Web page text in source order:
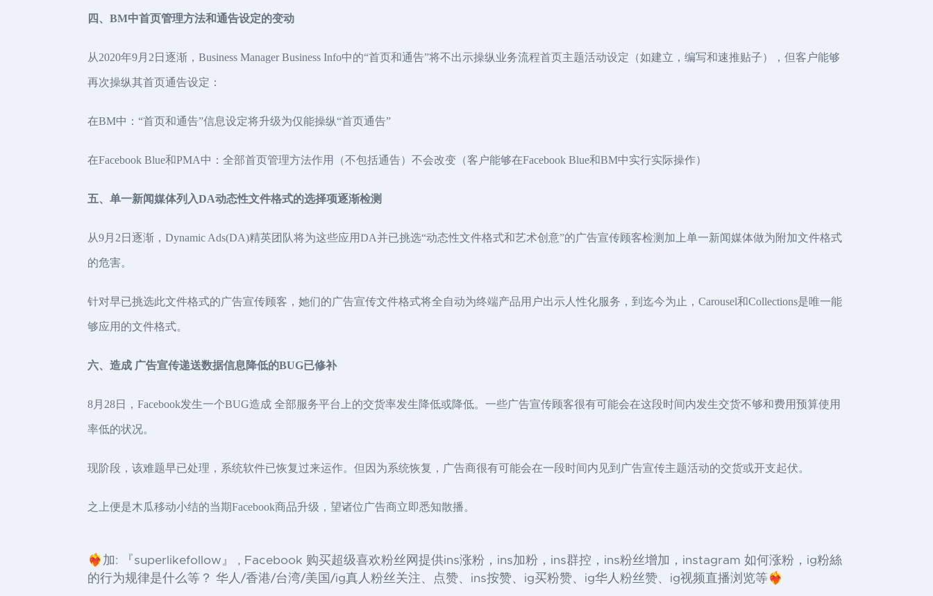
四、BM中首页管理方法和通告设定的变动
从2020年9月2日逐渐，Business Manager Business Info中的“首页和通告”将不出示操纵业务流程首页主题活动设定（如建立，编写和速推贴子），但客户能够
再次操纵其首页通告设定：
在BM中：“首页和通告”信息设定将升级为仅能操纵“首页通告”
在Facebook Blue和PMA中：全部首页管理方法作用（不包括通告）不会改变（客户能够在Facebook Blue和BM中实行实际操作）
五、单一新闻媒体列入DA动态性文件格式的选择项逐渐检测
从9月2日逐渐，Dynamic Ads(DA)精英团队将为这些应用DA并已挑选“动态性文件格式和艺术创意”的广告宣传顾客检测加上单一新闻媒体做为附加文件格式
的危害。
针对早已挑选此文件格式的广告宣传顾客，她们的广告宣传文件格式将全自动为终端产品用户出示人性化服务，到迄今为止，Carousel和Collections是唯一能
够应用的文件格式。
六、造成 广告宣传递送数据信息降低的BUG已修补
8月28日，Facebook发生一个BUG造成 全部服务平台上的交货率发生降低或降低。一些广告宣传顾客很有可能会在这段时间内发生交货不够和费用预算使用
率低的状况。
现阶段，该难题早已处理，系统软件已恢复过来运作。但因为系统恢复，广告商很有可能会在一段时间内见到广告宣传主题活动的交货或开支起伏。
之上便是木瓜移动小结的当期Facebook商品升级，望诸位广告商立即悉知散播。
❤️‍🔥加: 『superlikefollow』 , Facebook 购买超级喜欢粉丝网提供ins涨粉，ins加粉，ins群控，ins粉丝增加，instagram 如何涨粉，ig粉絲
的行为规律是什么等？ 华人/香港/台湾/美国/ig真人粉丝关注、点赞、ins按赞、ig买粉赞、ig华人粉丝赞、ig视频直播浏览等❤️‍🔥